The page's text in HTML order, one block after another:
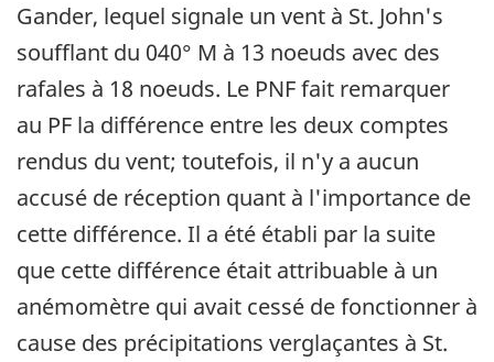
Gander, lequel signale un vent à St. John's
soufflant du 040° M à 13 noeuds avec des
rafales à 18 noeuds. Le PNF fait remarquer
au PF la différence entre les deux comptes
rendus du vent; toutefois, il n'y a aucun
accusé de réception quant à l'importance de
cette différence. Il a été établi par la suite
que cette différence était attribuable à un
anémomètre qui avait cessé de fonctionner à
cause des précipitations verglaçantes à St.